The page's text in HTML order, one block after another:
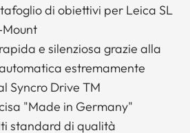
di obiettivi per Leica SL
e silenziosa grazie alla
estremamente
Syncro Drive TM
"Made in Germany"
standard di qualità